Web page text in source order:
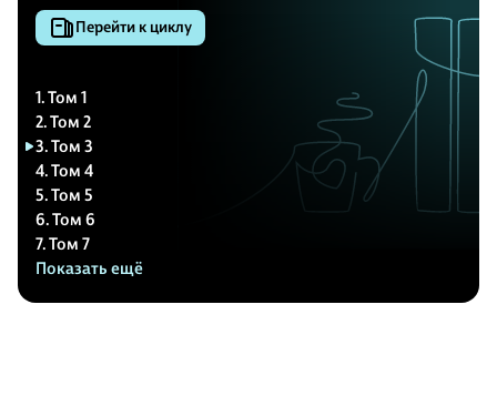
Перейти к циклу
1. Том 1
2. Том 2
3. Том 3
4. Том 4
5. Том 5
6. Том 6
7. Том 7
Показать ещё